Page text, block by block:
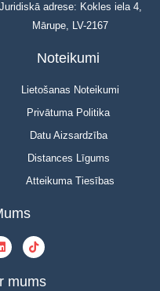
Juridiskā adrese: Kokles iela 4,
Mārupe, LV-2167
Noteikumi
Lietošanas Noteikumi
Privātuma Politika
Datu Aizsardzība
Distances Līgums
Atteikuma Tiesības
mums